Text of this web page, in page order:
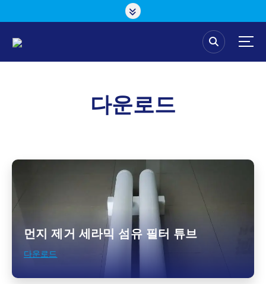
다운로드
먼지 제거 세라믹 섬유 필터 튜브
다운로드